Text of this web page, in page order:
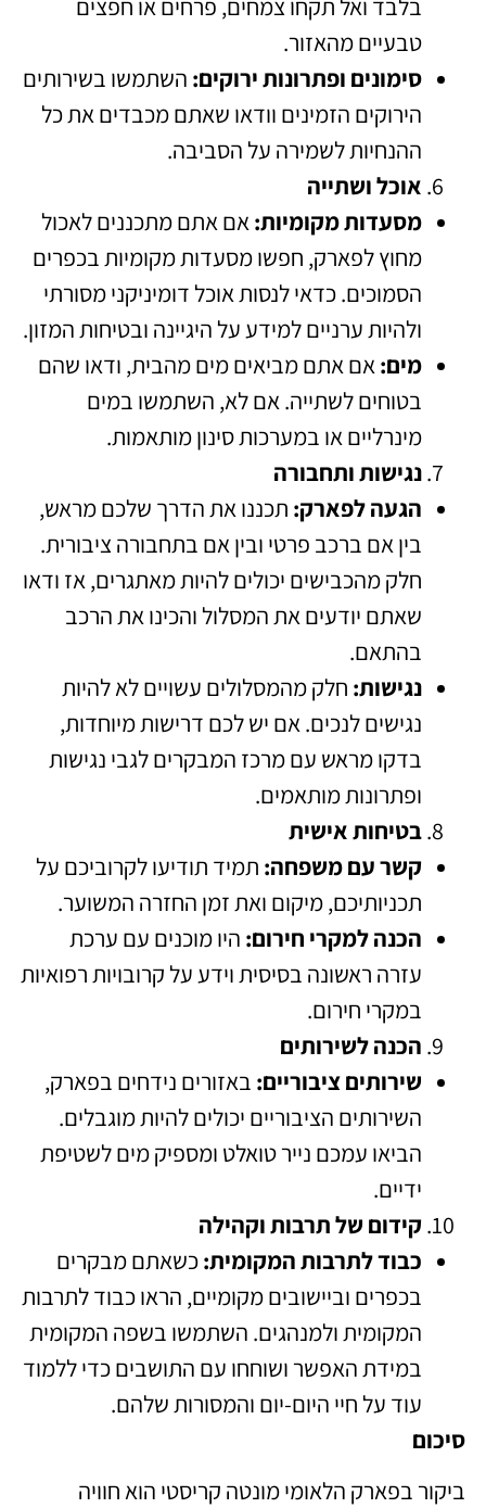
בלבד ואל תקחו צמחים, פרחים או חפצים
טבעיים מהאזור.
סימונים ופתרונות ירוקים: השתמשו בשירותים
הירוקים הזמינים וודאו שאתם מכבדים את כל
ההנחיות לשמירה על הסביבה.
אוכל ושתייה
מסעדות מקומיות:אם אתם מתכננים לאכול
מחוץ לפארק, חפשו מסעדות מקומיות בכפרים
הסמוכים. כדאי לנסות אוכל דומיניקני מסורתי
ולהיות ערניים למידע על היגיינה ובטיחות המזון.
מים:אם אתם מביאים מים מהבית, ודאו שהם
בטוחים לשתייה. אם לא, השתמשו במים
מינרליים או במערכות סינון מותאמות.
נגישות ותחבורה
הגעה לפארק: תכננו את הדרך שלכם מראש,
בין אם ברכב פרטי ובין אם בתחבורה ציבורית.
חלק מהכבישים יכולים להיות מאתגרים, אז ודאו
שאתם יודעים את המסלול והכינו את הרכב
בהתאם.
נגישות: חלק מהמסלולים עשויים לא להיות
נגישים לנכים. אם יש לכם דרישות מיוחדות,
בדקו מראש עם מרכז המבקרים לגבי נגישות
ופתרונות מותאמים.
בטיחות אישית
קשר עם משפחה: תמיד תודיעו לקרוביכם על
תכניותיכם, מיקום ואת זמן החזרה המשוער.
הכנה למקרי חירום: היו מוכנים עם ערכת
עזרה ראשונה בסיסית וידע על קרובויות רפואיות
במקרי חירום.
הכנה לשירותים
שירותים ציבוריים: באזורים נידחים בפארק,
השירותים הציבוריים יכולים להיות מוגבלים.
הביאו עמכם נייר טואלט ומספיק מים לשטיפת
ידיים.
קידום של תרבות וקהילה
כבוד לתרבות המקומית:כשאתם מבקרים
בכפרים וביישובים מקומיים, הראו כבוד לתרבות
המקומית ולמנהגים. השתמשו בשפה המקומית
במידת האפשר ושוחחו עם התושבים כדי ללמוד
עוד על חיי היום-יום והמסורות שלהם.
סיכום
ביקור בפארק הלאומי מונטה קריסטי הוא חוויה